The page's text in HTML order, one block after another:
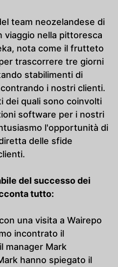
team neozelandese di
viaggio nella pittoresca
nota come il frutteto
trascorrere tre giorni
stabilimenti di
i nostri clienti.
dei quali sono coinvolti
software per i nostri
l'opportunità di
delle sfide
del successo dei
tutto:
una visita a Wairepo
incontrato il
manager Mark
hanno spiegato il